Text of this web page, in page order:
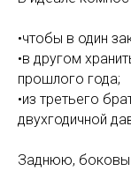
•чтобы в один
•в другом
прошлого года;
•из третьего
двухгодичной
Заднюю,